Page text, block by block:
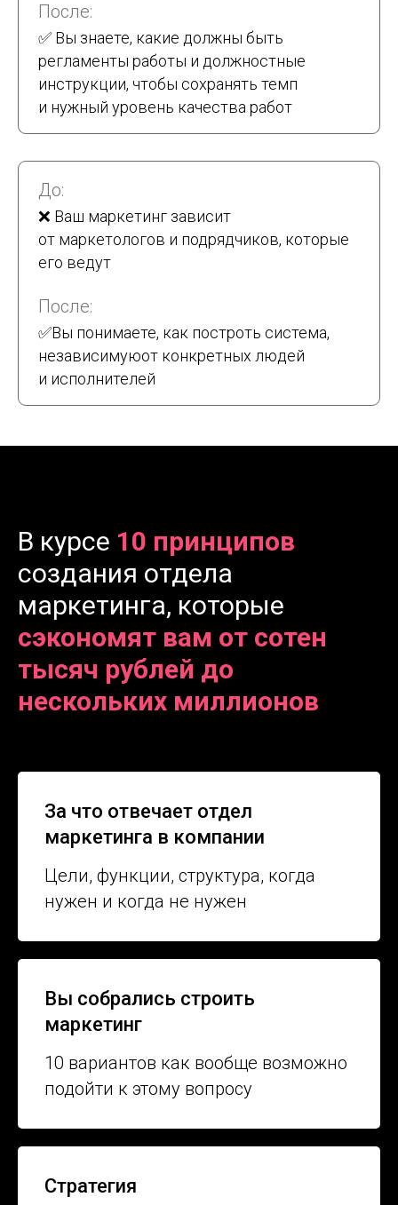
После:
✅ Вы знаете, какие должны быть
регламенты работы и должностные
инструкции, чтобы сохранять темп
и нужный уровень качества работ
До:
❌ Ваш маркетинг зависит
от маркетологов и подрядчиков, которые
его ведут
После:
✅Вы понимаете, как построть система,
независимуюот конкретных людей
и исполнителей
В курсе 10 принципов
создания отдела
маркетинга, которые
сэкономят вам от сотен
тысяч рублей до
нескольких миллионов
За что отвечает отдел
маркетинга в компании
Цели, функции, структура, когда
нужен и когда не нужен
Вы собрались строить
маркетинг
10 вариантов как вообще возможно
подойти к этому вопросу
Стратегия